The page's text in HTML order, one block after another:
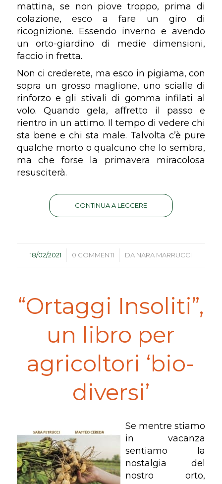
mattina, se non piove troppo, prima di
colazione, esco a fare un giro di
ricognizione. Essendo inverno e avendo
un orto-giardino di medie dimensioni,
faccio in fretta.
Non ci crederete, ma esco in pigiama, con
sopra un grosso maglione, uno scialle di
rinforzo e gli stivali di gomma infilati al
volo. Quando gela, affretto il passo e
rientro in un attimo. Il tempo di vedere chi
sta bene e chi sta male. Talvolta c’è pure
qualche morto o qualcuno che lo sembra,
ma che forse la primavera miracolosa
resusciterà.
CONTINUA A LEGGERE
18/02/2021
/ 0 COMMENTI
/ DA NARA MARRUCCI
“Ortaggi Insoliti”,
un libro per
agricoltori ‘bio-
diversi’
Se mentre stiamo
in vacanza
sentiamo la
nostalgia del
nostro orto,